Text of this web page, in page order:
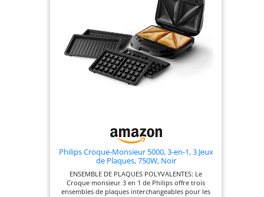
Philips Croque-Monsieur 5000, 3-en-1, 3 Jeux
de Plaques, 750W, Noir
ENSEMBLE DE PLAQUES POLYVALENTES: Le
Croque monsieur 3 en 1 de Philips offre trois
ensembles de plaques interchangeables pour les